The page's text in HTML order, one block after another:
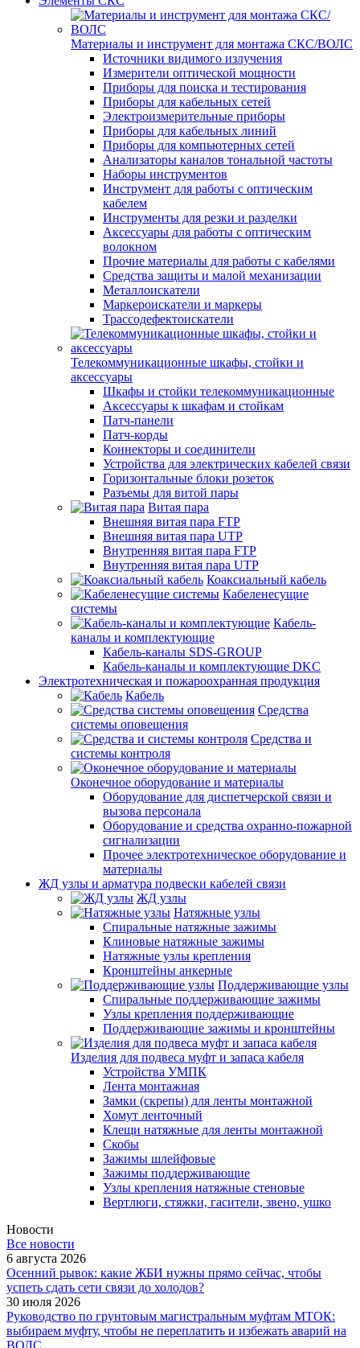
Материалы и инструмент для монтажа СКС/ВОЛС
Источники видимого излучения
Измерители оптической мощности
Приборы для поиска и тестирования
Приборы для кабельных сетей
Электроизмерительные приборы
Приборы для кабельных линий
Приборы для компьютерных сетей
Анализаторы каналов тональной частоты
Наборы инструментов
Инструмент для работы с оптическим
кабелем
Инструменты для резки и разделки
Аксессуары для работы с оптическим
волокном
Прочие материалы для работы с кабелями
Средства защиты и малой механизации
Металлоискатели
Маркероискатели и маркеры
Трассодефектоискатели
Телекоммуникационные шкафы, стойки и
аксессуары
Шкафы и стойки телекоммуникационные
Аксессуары к шкафам и стойкам
Патч-панели
Патч-корды
Коннекторы и соединители
Устройства для электрических кабелей связи
Горизонтальные блоки розеток
Разъемы для витой пары
Витая пара
Внешняя витая пара FTP
Внешняя витая пара UTP
Внутренняя витая пара FTP
Внутренняя витая пара UTP
Коаксиальный кабель
Кабеленесущие
системы
Кабель-
каналы и комплектующие
Кабель-каналы SDS-GROUP
Кабель-каналы и комплектующие DKC
Электротехническая и пожароохранная продукция
Кабель
Средства
системы оповещения
Средства и
системы контроля
Оконечное оборудование и материалы
Оборудование для диспетчерской связи и
вызова персонала
Оборудование и средства охранно-пожарной
сигнализации
Прочее электротехническое оборудование и
материалы
ЖД узлы и арматура подвески кабелей связи
ЖД узлы
Натяжные узлы
Спиральные натяжные зажимы
Клиновые натяжные зажимы
Натяжные узлы крепления
Кронштейны анкерные
Поддерживающие узлы
Спиральные поддерживающие зажимы
Узлы крепления поддерживающие
Поддерживающие зажимы и кронштейны
Изделия для подвеса муфт и запаса кабеля
Устройства УМПК
Лента монтажная
Замки (скрепы) для ленты монтажной
Хомут ленточный
Клещи натяжные для ленты монтажной
Скобы
Зажимы шлейфовые
Зажимы поддерживающие
Узлы крепления натяжные стеновые
Вертлюги, стяжки, гасители, звено, ушко
Новости
Все новости
6 августа 2026
Осенний рывок: какие ЖБИ нужны прямо сейчас, чтобы
успеть сдать сети связи до холодов?
30 июля 2026
Руководство по грунтовым магистральным муфтам МТОК:
выбираем муфту, чтобы не переплатить и избежать аварий на
ВОЛС